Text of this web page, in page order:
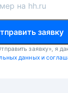
на hh.ru
заявку
заявку», я
данных и